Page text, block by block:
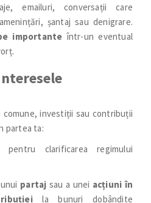
emailuri, conversații care
șantaj sau denigrare.
importante într-un eventual
comune, investiții sau contribuții
partea ta:
clarificarea regimului
partaj sau a unei acțiuni în
la bunuri dobândite